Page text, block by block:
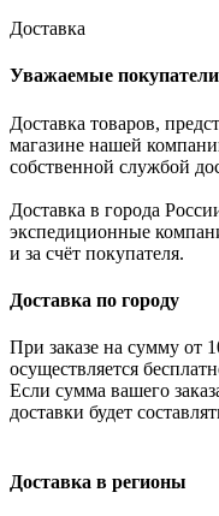
Доставка
Уважаемые покупатели
Доставка товаров,
магазине нашей
собственной службой
Доставка в города
экспедиционные
и за счёт покупателя.
Доставка по городу
При заказе на сумму от
осуществляется
Если сумма вашего
доставки будет
Доставка в регионы